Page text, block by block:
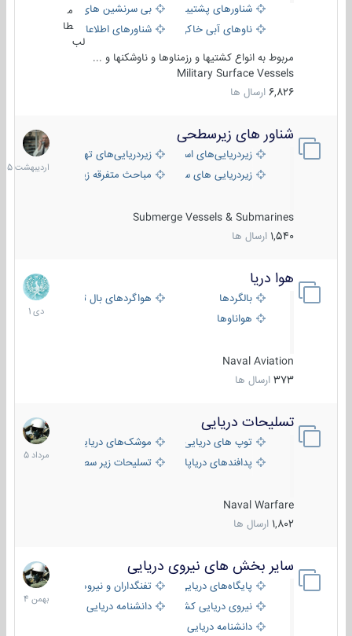
شناورهای پشتیبانی
بی سرنشین های دریایی
ناوهای آبی خاکی و نیروبرشناورهای اطلاعاتی و جاسوسی
طا
لب
مربوط به انواع کشتیها و رزمناوها و ناوشکنها و ...
Military Surface Vessels
6,826 ارسال ها
شناور های زیرسطحی
زیردریایی‌های استراتژیکزیردریایی‌های تهاجمی
زیردریایی های سبک
مباحث متفرقه زیرسطحی
Submerge Vessels & Submarines
1,540 ارسال ها
31
1405
هوا دریا
بالگردها
هواگردهای بال ثابت
هواناوها
Naval Aviation
373 ارسال ها
12
دی
1401
تسلیحات دریایی
توپ های دریایی
موشک‌های دریایی
پدافندهای دریاپایه
تسلیحات زیر سطحی
Naval Warfare
1,802 ارسال ها
2
مرداد
1405
سایر بخش های نیروی دریایی
پایگاه‌های دریایی
تفنگداران و نیروهای ویژه‌ی دریایی
نیروی دریایی کشورهای مختلفدانشنامه دریایی
دانشنامه دریایی کپی
22
بهمن
1404